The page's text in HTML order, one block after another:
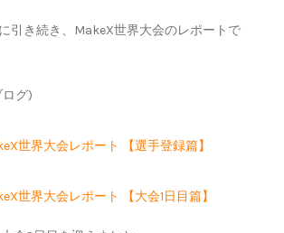
引き続き、MakeX世界大会のレポートで
グ)
世界大会レポート 【選手登録篇】
世界大会レポート 【大会1日目篇】